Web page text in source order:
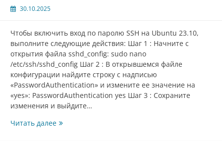
30.10.2025
Чтобы включить вход по паролю SSH на Ubuntu 23.10,
выполните следующие действия: Шаг 1 : Начните с
открытия файла sshd_config: sudo nano
/etc/ssh/sshd_config Шаг 2 : В открывшемся файле
конфигурации найдите строку с надписью
«PasswordAuthentication» и измените ее значение на
«yes»: PasswordAuthentication yes Шаг 3 : Сохраните
изменения и выйдите…
Читать далееКак